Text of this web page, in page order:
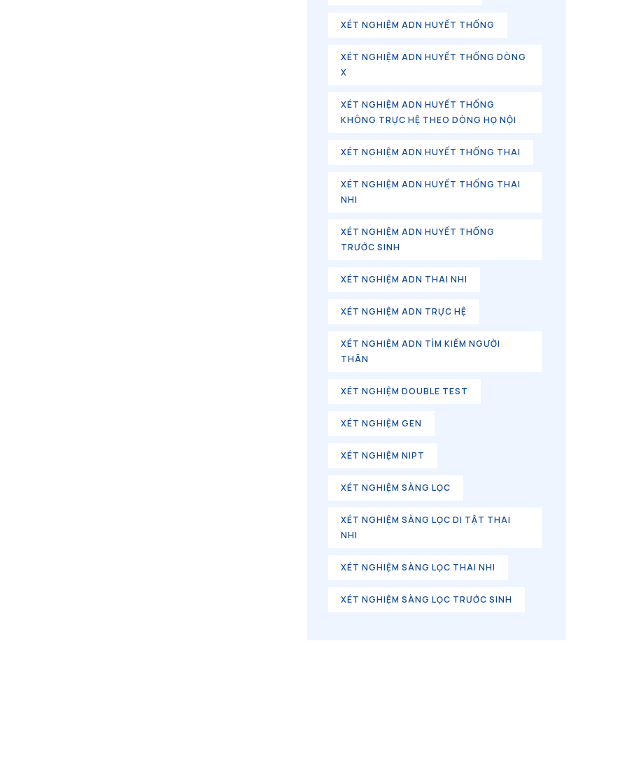
XÉT NGHIỆM ADN HUYẾT THỐNG
XÉT NGHIỆM ADN HUYẾT THỐNG DÒNG
X
XÉT NGHIỆM ADN HUYẾT THỐNG
KHÔNG TRỰC HỆ THEO DÒNG HỌ NỘI
XÉT NGHIỆM ADN HUYẾT THỐNG THAI
XÉT NGHIỆM ADN HUYẾT THỐNG THAI
NHI
XÉT NGHIỆM ADN HUYẾT THỐNG
TRƯỚC SINH
XÉT NGHIỆM ADN THAI NHI
XÉT NGHIỆM ADN TRỰC HỆ
XÉT NGHIỆM ADN TÌM KIẾM NGƯỜI
THÂN
XÉT NGHIỆM DOUBLE TEST
XÉT NGHIỆM GEN
XÉT NGHIỆM NIPT
XÉT NGHIỆM SÀNG LỌC
XÉT NGHIỆM SÀNG LỌC DI TẬT THAI
NHI
XÉT NGHIỆM SÀNG LỌC THAI NHI
XÉT NGHIỆM SÀNG LỌC TRƯỚC SINH